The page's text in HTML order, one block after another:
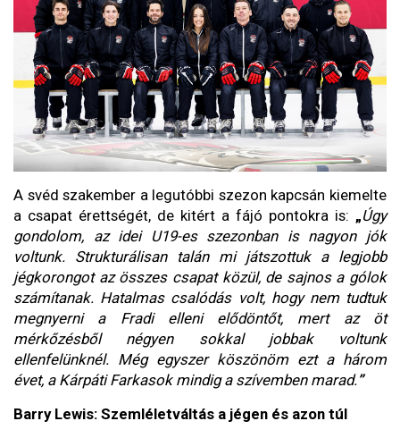
A svéd szakember a legutóbbi szezon kapcsán kiemelte
a csapat érettségét, de kitért a fájó pontokra is: „Úgy
gondolom, az idei U19-es szezonban is nagyon jók
voltunk. Strukturálisan talán mi játszottuk a legjobb
jégkorongot az összes csapat közül, de sajnos a gólok
számítanak. Hatalmas csalódás volt, hogy nem tudtuk
megnyerni a Fradi elleni elődöntőt, mert az öt
mérkőzésből négyen sokkal jobbak voltunk
ellenfelünknél. Még egyszer köszönöm ezt a három
évet, a Kárpáti Farkasok mindig a szívemben marad.”
Barry Lewis: Szemléletváltás a jégen és azon túl